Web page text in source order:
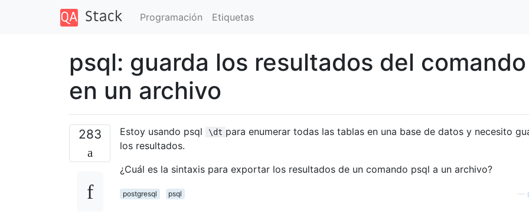
Programación Etiquetas
psql: guarda los resultados del comando
en un archivo
283 Estoy usando psql \dt para enumerar todas las tablas en una base de datos y necesito
los resultados.
¿Cuál es la sintaxis para exportar los resultados de un comando psql a un archivo?
postgresql psql